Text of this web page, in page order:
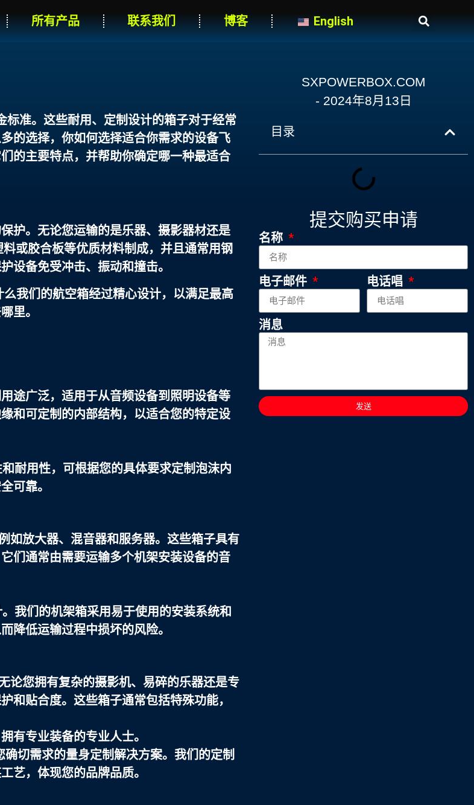
所有产品 联系我们 博客 English
标准。这些耐用、定制设计的箱子对于经常
的选择，你如何选择适合你需求的设备飞
的主要特点，并帮助你确定哪一种最适合
护。无论您运输的是乐器、摄影器材还是
或胶合板等优质材料制成，并且通常用钢
设备免受冲击、振动和撞击。
我们的航空箱经过精心设计，以满足最高
里。
途广泛，适用于从音频设备到照明设备等
和可定制的内部结构，以适合您的特定设
耐用性，可根据您的具体要求定制泡沫内
可靠。
如放大器、混音器和服务器。这些箱子具有
们通常由需要运输多个机架安装设备的音
我们的机架箱采用易于使用的安装系统和
降低运输过程中损坏的风险。
论您拥有复杂的摄影机、易碎的乐器还是专
和贴合度。这些箱子通常包括特殊功能，
有专业装备的专业人士。
切需求的量身定制解决方案。我们的定制
艺，体现您的品牌品质。
SXPOWERBOX.COM
- 2024年8月13日
目录
提交购买申请
名称
电子邮件 电话唱
消息
发送